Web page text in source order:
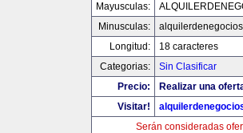
Mayusculas:
Minusculas:
Longitud:
18 caracteres
Categorias:
Sin Clasificar
Precio:
Realizar una
Visitar!
Serán consideradas